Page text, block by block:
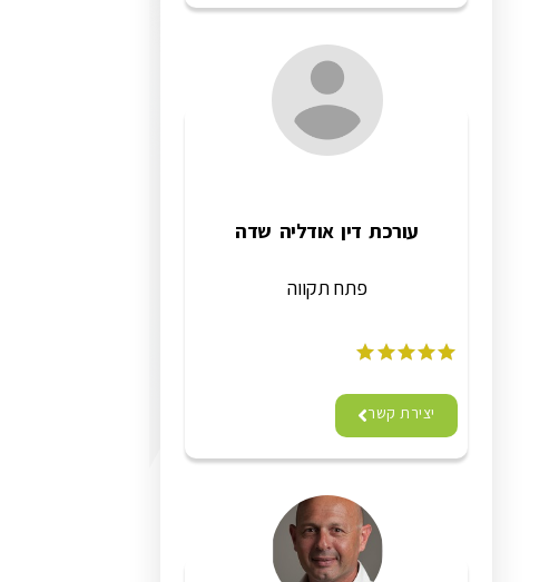
עורכת דין אודליה שדה
פתח תקווה
יצירת קשר